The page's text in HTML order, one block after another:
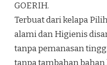
GOERIH.
Terbuat dari kelapa
alami dan Higienis
tanpa pemanasan
tanpa tambahan